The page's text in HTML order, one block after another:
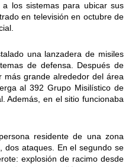
los sistemas para ubicar sus
en televisión en octubre de
una lanzadera de misiles
de defensa. Después de
grande alrededor del área
al 392 Grupo Misilístico de
Además, en el sitio funcionaba
residente de una zona
dos ataques. En el segundo se
explosión de racimo desde